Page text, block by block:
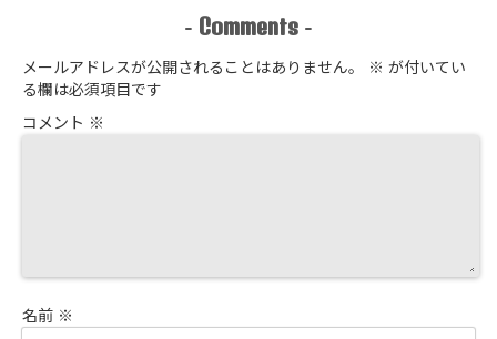
- Comments -
メールアドレスが公開されることはありません。 ※ が付いてい
る欄は必須項目です
コメント ※
名前 ※